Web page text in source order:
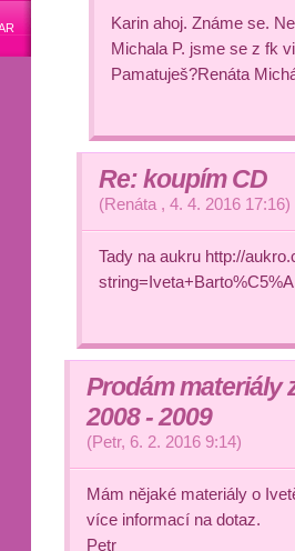
Karin ahoj. Známe se.
Michala P. jsme se z fk
Pamatuješ?Renáta
Re: koupím CD
(Renáta ,4. 4. 2016 17:16)
Tady na aukru http://
Prodám materiály
2008 - 2009
(Petr, 6. 2. 2016 9:14)
Mám nějaké materiály o
více informací na dotaz.
Petr